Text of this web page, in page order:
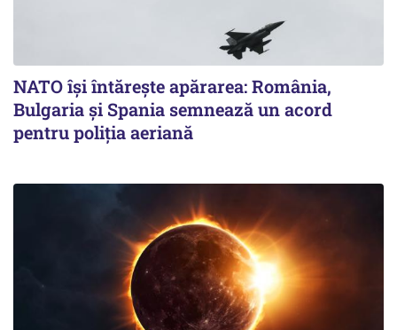
NATO își întărește apărarea: România,
Bulgaria și Spania semnează un acord
pentru poliția aeriană